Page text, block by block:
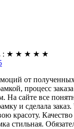
: ★ ★ ★ ★ ★
от
процесс
На сайте все
и сделала
красоту.
стильная.